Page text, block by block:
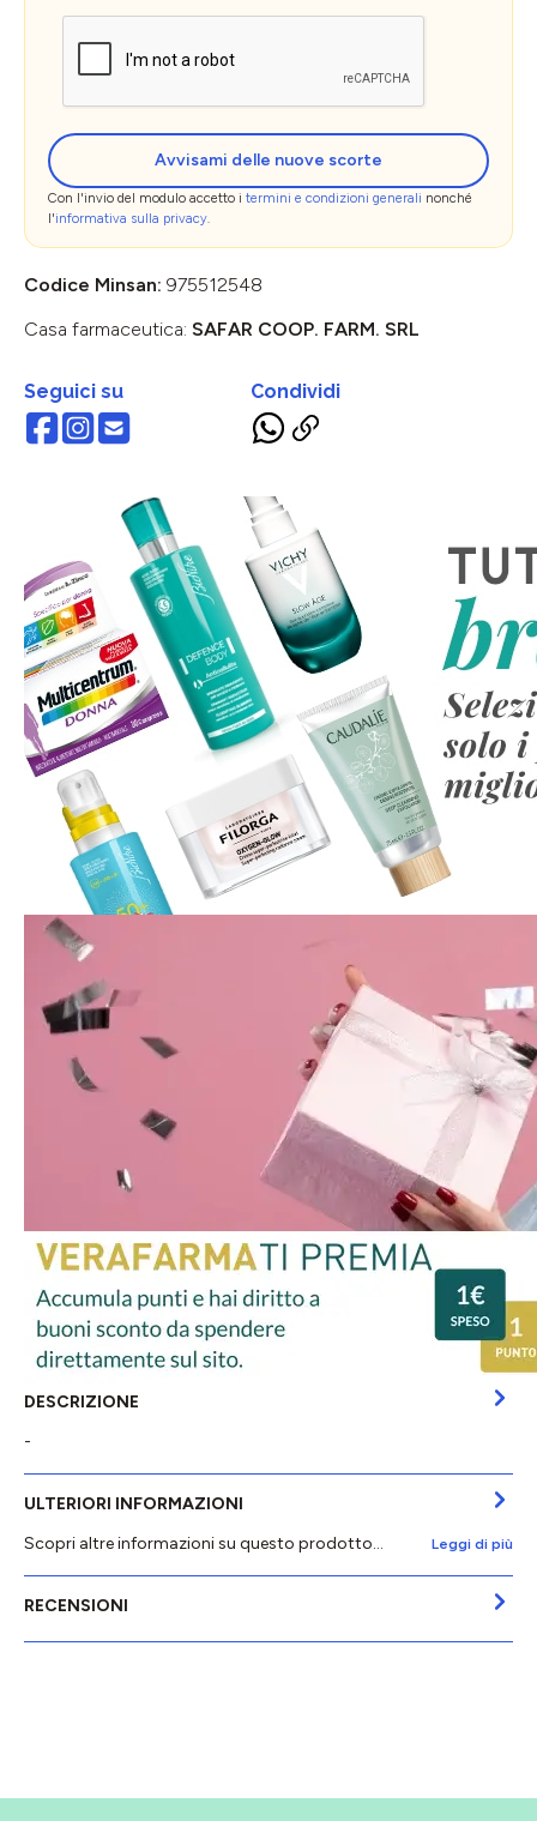
Avvisami delle nuove scorte
Con l'invio del modulo accetto i termini e condizioni generali nonché
l'informativa sulla privacy.
Codice Minsan: 975512548
Casa farmaceutica: SAFAR COOP. FARM. SRL
Seguici su Condividi
DESCRIZIONE
-
ULTERIORI INFORMAZIONI
Scopri altre informazioni su questo prodotto...
Leggi di più
RECENSIONI